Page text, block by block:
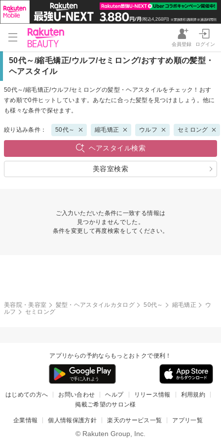
会員登録 ログイン
50代～/縮毛矯正/ウルフ/セミロング/おすすめ順の髪型・
ヘアスタイル
50代～/縮毛矯正/ウルフ/セミロングの髪型・ヘアスタイルをチェック！おす
すめ順で0件ヒットしています。あなたに合った髪型を見つけましょう。他に
も様々な条件で探せます。
絞り込み条件： 50代～ 縮毛矯正 ウルフ セミロング
ヘアスタイル検索
美容室検索
ご入力いただいた条件に一致する情報は
見つかりませんでした。
条件を変更して再度検索をしてください。
美容院・美容室 髪型・ヘアスタイルカタログ 50代～ 縮毛矯正
ウ
ルフ
セミロング
アプリからの予約ならもっとおトクで便利！
はじめての方へ お問い合わせ ヘルプ リリース情報
利用規約
掲載ご希望のサロン様
企業情報 個人情報保護方針 楽天のサービス一覧 アプリ一覧
© Rakuten Group, Inc.